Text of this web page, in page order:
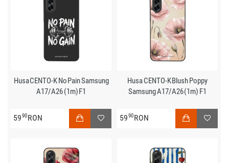
Husa CENTO-K No Pain Samsung
A17/A26 (1m) F1
5990RON
Husa CENTO-K Blush Poppy
Samsung A17/A26 (1m) F1
5990RON